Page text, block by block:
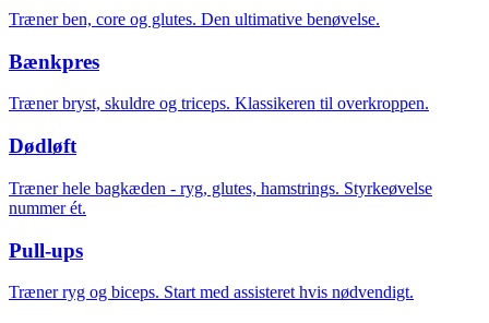
Træner ben, core og glutes. Den ultimative benøvelse.
Bænkpres
Træner bryst, skuldre og triceps. Klassikeren til overkroppen.
Dødløft
Træner hele bagkæden - ryg, glutes, hamstrings. Styrkeøvelse
nummer ét.
Pull-ups
Træner ryg og biceps. Start med assisteret hvis nødvendigt.